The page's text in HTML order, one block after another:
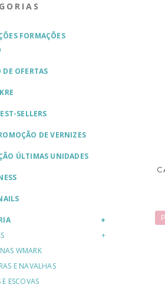
FORMAÇÕES
DE OFERTAS
SELLERS
DE VERNIZES
ÚLTIMAS UNIDADES
WMARK
E NAVALHAS
E ESCOVAS